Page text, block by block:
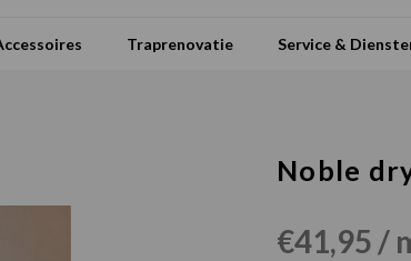
Traprenovatie Service &
Noble
€41,95 /